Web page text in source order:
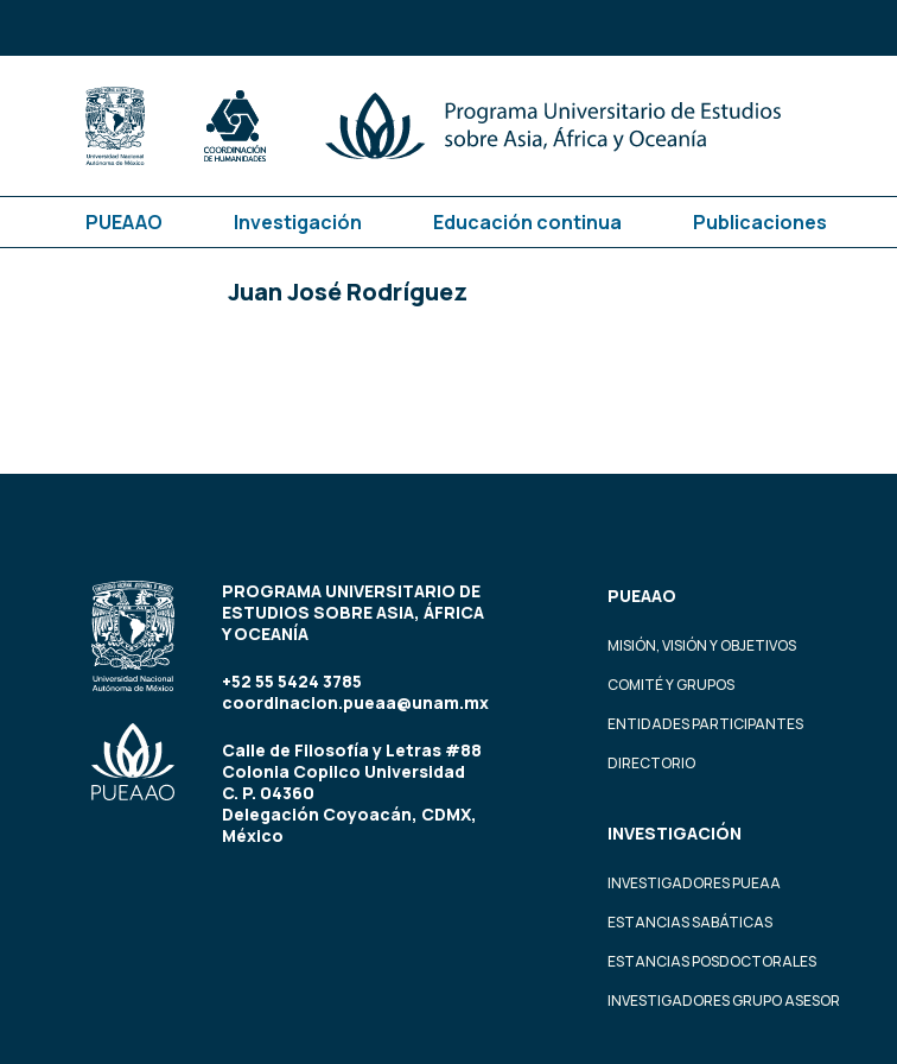
PUEAAO Investigación Educación continua Publicaciones
Juan José Rodríguez
PROGRAMA UNIVERSITARIO DE
ESTUDIOS SOBRE ASIA, ÁFRICA
Y OCEANÍA
+52 55 5424 3785
coordinacion.pueaa@unam.mx
Calle de Filosofía y Letras #88
Colonia Copilco Universidad
C. P. 04360
Delegación Coyoacán, CDMX,
México
PUEAAO
MISIÓN, VISIÓN Y OBJETIVOS
COMITÉ Y GRUPOS
ENTIDADES PARTICIPANTES
DIRECTORIO
INVESTIGACIÓN
INVESTIGADORES PUEAA
ESTANCIAS SABÁTICAS
ESTANCIAS POSDOCTORALES
INVESTIGADORES GRUPO ASESOR